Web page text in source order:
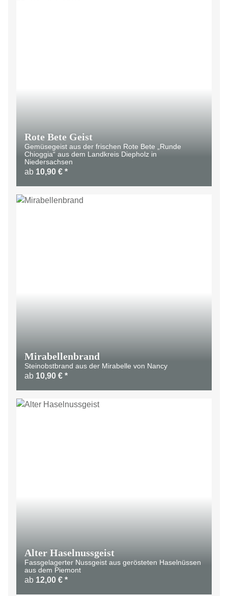
Rote Bete Geist
Gemüsegeist aus der frischen Rote Bete „Runde
Chioggia“ aus dem Landkreis Diepholz in
Niedersachsen
ab 10,90 € *
Mirabellenbrand
Steinobstbrand aus der Mirabelle von Nancy
ab 10,90 € *
Alter Haselnussgeist
Fassgelagerter Nussgeist aus gerösteten Haselnüssen
aus dem Piemont
ab 12,00 € *